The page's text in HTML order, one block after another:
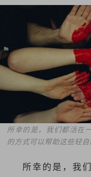
所幸的是，我们都活在
的方式可以帮助这些轻
所幸的是，我